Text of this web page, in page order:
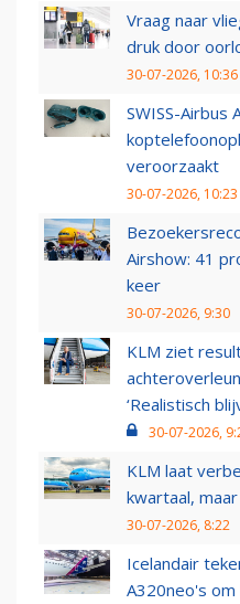
Vraag naar
druk door
30-07-2026, 10:36
SWISS-Airbus
veroorzaakt
30-07-2026, 10:23
Airshow: 41
keer
30-07-2026, 9:30
KLM ziet
‘Realistisch
30-07-2026,
KLM laat
kwartaal,
30-07-2026, 8:22
Icelandair
A320neo's